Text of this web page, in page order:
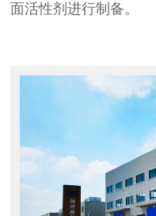
面活性剂进行制备。